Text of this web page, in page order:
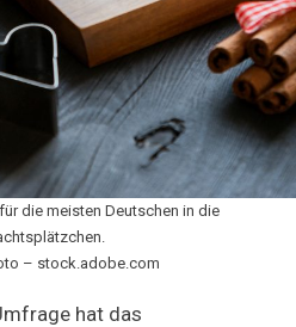
die meisten Deutschen in die
– stock.adobe.com
hat das